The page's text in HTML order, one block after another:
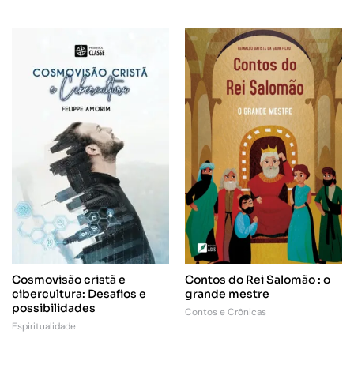
Cosmovisão cristã e
cibercultura: Desafios e
possibilidades
Espiritualidade
Contos do Rei Salomão : o
grande mestre
Contos e Crônicas